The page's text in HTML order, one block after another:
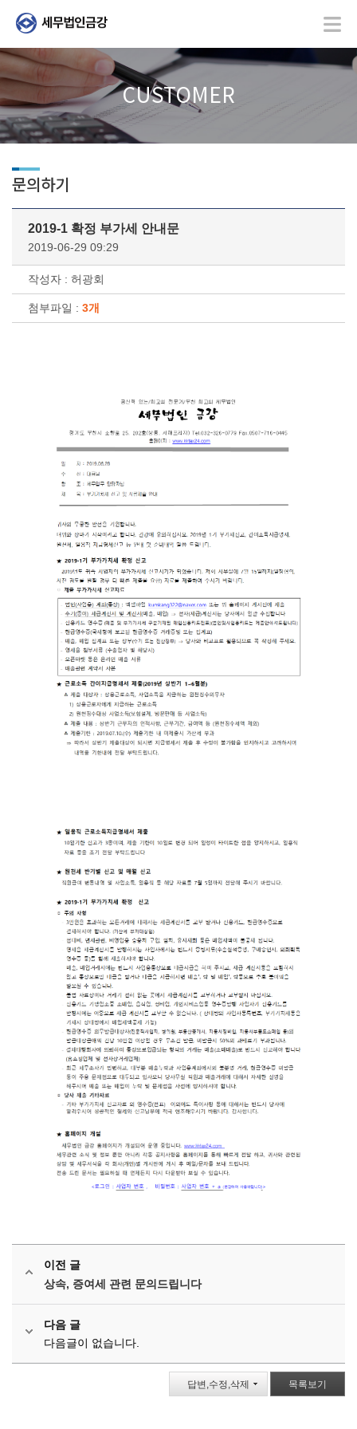
CUSTOMER
문의하기
2019-1 확정 부가세 안내문
2019-06-29 09:29
작성자 : 허광회
첨부파일 : 3개
이전 글
상속, 증여세 관련 문의드립니다
다음 글
다음글이 없습니다.
답변,수정,삭제 목록보기